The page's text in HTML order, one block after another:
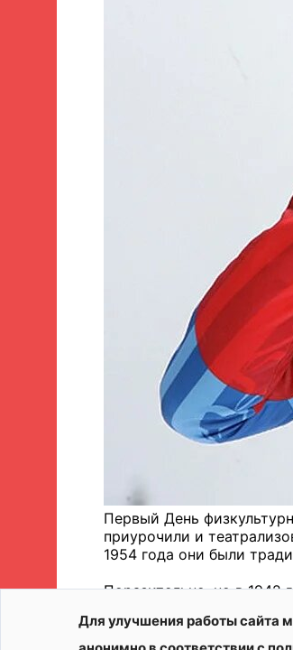
Первый День
приурочили и
1954 года они были
Поразительно, но в 1942
равно вышли на
командирскую
Для улучшения работы сайта